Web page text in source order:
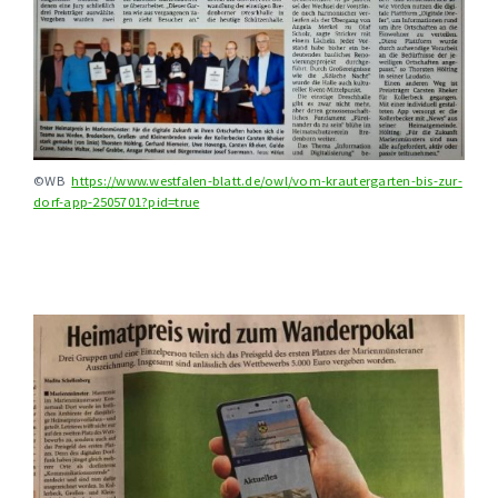
©WBhttps://www.westfalen-blatt.de/owl/vom-krautergarten-bis-zur-
dorf-app-2505701?pid=true